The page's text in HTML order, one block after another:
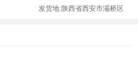
发货地:陕西省西安市灞桥区